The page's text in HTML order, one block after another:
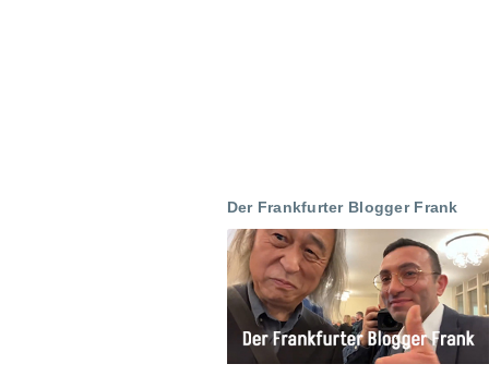
Der Frankfurter Blogger Frank